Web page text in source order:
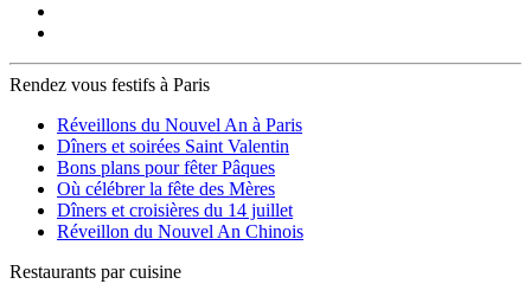
Rendez vous festifs à Paris
Réveillons du Nouvel An à Paris
Dîners et soirées Saint Valentin
Bons plans pour fêter Pâques
Où célébrer la fête des Mères
Dîners et croisières du 14 juillet
Réveillon du Nouvel An Chinois
Restaurants par cuisine